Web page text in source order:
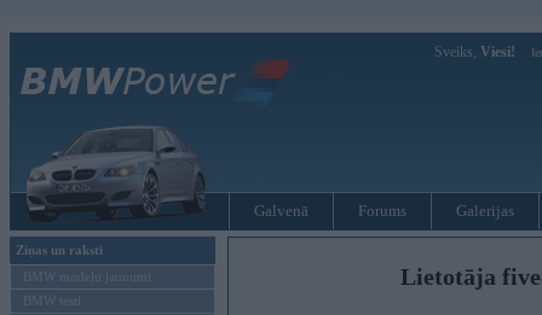
Sveiks, Viesi!
Galvenā Forums Galerijas
Ziņas un raksti
BMW modeļu jaunumi
BMW testi
Lietotāja